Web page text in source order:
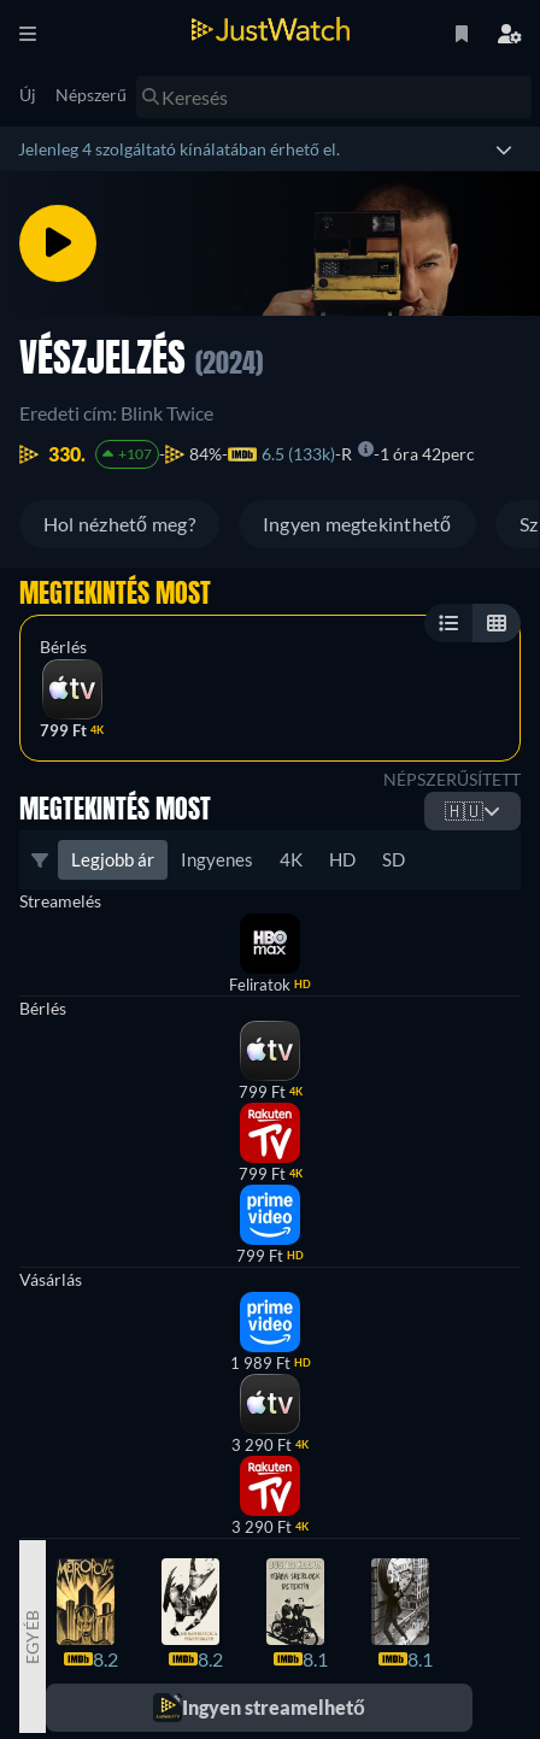
Új Népszerű
Jelenleg 4 szolgáltató kínálatában érhető el.
VÉSZJELZÉS (2024)
Eredeti cím: Blink Twice
330.
+107 84% 6.5 (133k) R 1 óra 42perc
Hol nézhető meg? Ingyen megtekinthető
MEGTEKINTÉS MOST
Bérlés
799 Ft 4K
NÉPSZERŰSÍTETT
MEGTEKINTÉS MOST 🇭🇺
Legjobb ár Ingyenes 4K HD SD
Streamelés
Feliratok HD
Bérlés
799 Ft 4K
799 Ft 4K
799 Ft HD
Vásárlás
1 989 Ft HD
3 290 Ft 4K
3 290 Ft 4K
EGYÉB 8.2 8.2 8.1 8.1
Ingyen streamelhető